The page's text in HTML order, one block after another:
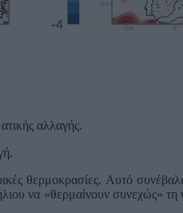
αλλαγής.
θερμοκρασίες. Αυτό
να «θερμαίνουν συνεχώς»